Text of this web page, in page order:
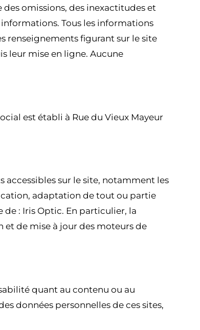
omissions, des inexactitudes et
Tous les informations
renseignements figurant sur le site
leur mise en ligne. Aucune
est établi à Rue du Vieux Mayeur
sur le site, notamment les
adaptation de tout ou partie
: Iris Optic. En particulier, la
et de mise à jour des moteurs de
quant au contenu ou au
données personnelles de ces sites,